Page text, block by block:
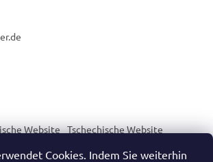
Cookies. Indem Sie weiterhin
Website Tschechische Website